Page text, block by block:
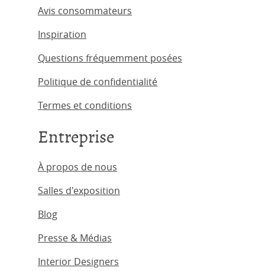
Avis consommateurs
Inspiration
Questions fréquemment posées
Politique de confidentialité
Termes et conditions
Entreprise
À propos de nous
Salles d'exposition
Blog
Presse & Médias
Interior Designers